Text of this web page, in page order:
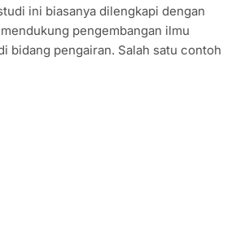
ini biasanya dilengkapi dengan
pengembangan ilmu
bidang pengairan. Salah satu contoh